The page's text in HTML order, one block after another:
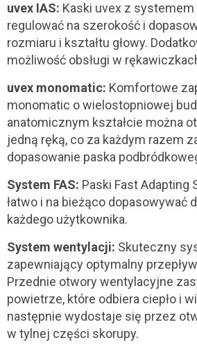
uvex IAS: Kaski uvex z systemem
regulować na szerokość i
rozmiaru i kształtu głowy.
możliwość obsługi w
uvex monomatic: Komfortowe
monomatic o wielostopniowej
anatomicznym kształcie można
jedną ręką, co za każdym razem
dopasowanie paska
System FAS: Paski Fast Adapting
łatwo i na bieżąco dopasowywać
każdego użytkownika.
System wentylacji: Skuteczny
zapewniający optymalny
Przednie otwory wentylacyjne
powietrze, które odbiera ciepło i
następnie wydostaje się przez
w tylnej części skorupy.